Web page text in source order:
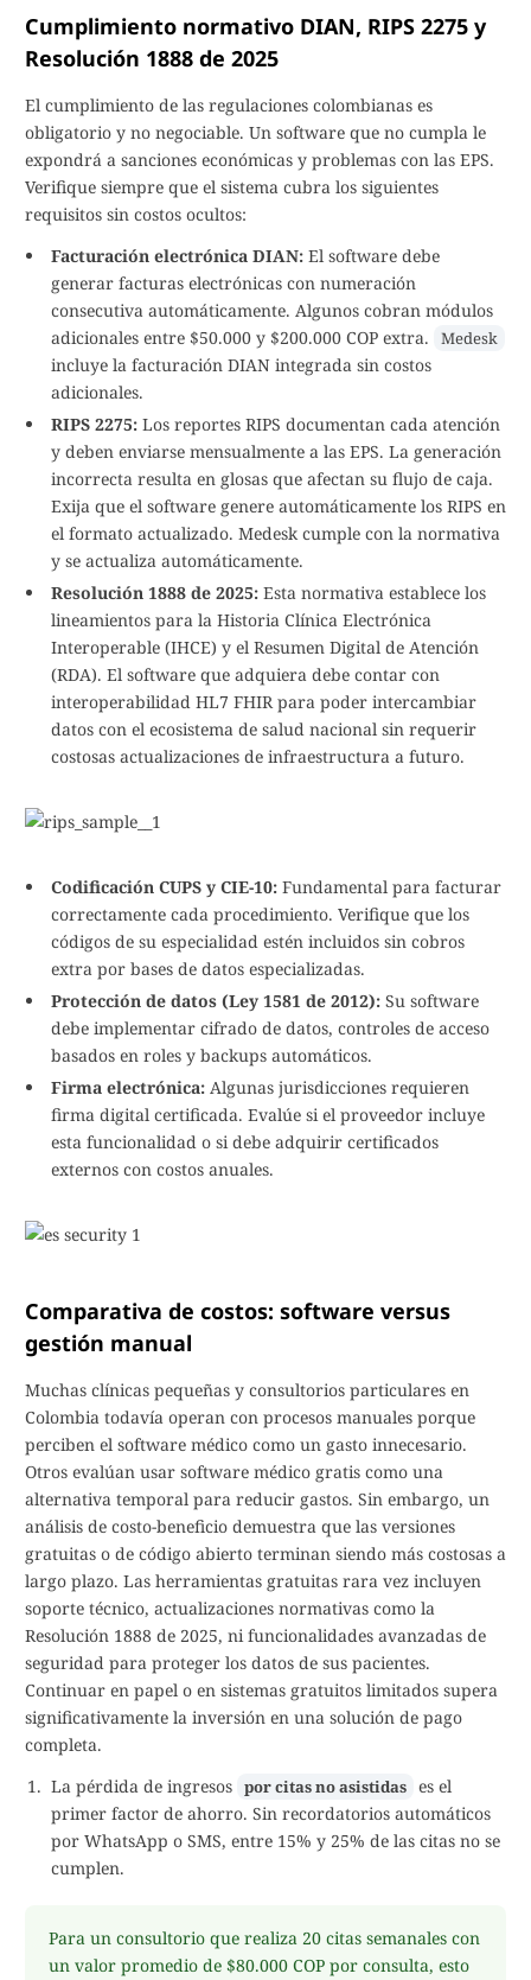
Cumplimiento normativo DIAN, RIPS 2275 y
Resolución 1888 de 2025
El cumplimiento de las regulaciones colombianas es
obligatorio y no negociable. Un software que no cumpla le
expondrá a sanciones económicas y problemas con las EPS.
Verifique siempre que el sistema cubra los siguientes
requisitos sin costos ocultos:
Facturación electrónica DIAN: El software debe
generar facturas electrónicas con numeración
consecutiva automáticamente. Algunos cobran módulos
adicionales entre $50.000 y $200.000 COP extra.
Medesk
incluye la facturación DIAN integrada sin costos
adicionales.
RIPS 2275: Los reportes RIPS documentan cada atención
y deben enviarse mensualmente a las EPS. La generación
incorrecta resulta en glosas que afectan su flujo de caja.
Exija que el software genere automáticamente los RIPS en
el formato actualizado. Medesk cumple con la normativa
y se actualiza automáticamente.
Resolución 1888 de 2025: Esta normativa establece los
lineamientos para la Historia Clínica Electrónica
Interoperable (IHCE) y el Resumen Digital de Atención
(RDA). El software que adquiera debe contar con
interoperabilidad HL7 FHIR para poder intercambiar
datos con el ecosistema de salud nacional sin requerir
costosas actualizaciones de infraestructura a futuro.
Codificación CUPS y CIE-10: Fundamental para facturar
correctamente cada procedimiento. Verifique que los
códigos de su especialidad estén incluidos sin cobros
extra por bases de datos especializadas.
Protección de datos (Ley 1581 de 2012): Su software
debe implementar cifrado de datos, controles de acceso
basados en roles y backups automáticos.
Firma electrónica: Algunas jurisdicciones requieren
firma digital certificada. Evalúe si el proveedor incluye
esta funcionalidad o si debe adquirir certificados
externos con costos anuales.
Comparativa de costos: software versus
gestión manual
Muchas clínicas pequeñas y consultorios particulares en
Colombia todavía operan con procesos manuales porque
perciben el software médico como un gasto innecesario.
Otros evalúan usar software médico gratis como una
alternativa temporal para reducir gastos. Sin embargo, un
análisis de costo-beneficio demuestra que las versiones
gratuitas o de código abierto terminan siendo más costosas a
largo plazo. Las herramientas gratuitas rara vez incluyen
soporte técnico, actualizaciones normativas como la
Resolución 1888 de 2025, ni funcionalidades avanzadas de
seguridad para proteger los datos de sus pacientes.
Continuar en papel o en sistemas gratuitos limitados supera
significativamente la inversión en una solución de pago
completa.
La pérdida de ingresos por citas no asistidas es el
primer factor de ahorro. Sin recordatorios automáticos
por WhatsApp o SMS, entre 15% y 25% de las citas no se
cumplen.
Para un consultorio que realiza 20 citas semanales con
un valor promedio de $80.000 COP por consulta, esto